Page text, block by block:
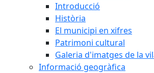
Introducció
Història
El municipi en xifres
Patrimoni cultural
Galeria d'imatges de la
Informació geogràfica